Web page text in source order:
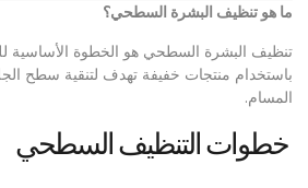
ما هو تنظيف البشرة السطحي؟
تنظيف البشرة السطحي هو الخطوة الأساسية
باستخدام منتجات خفيفة تهدف لتنقية سطح
المسام.
خطوات التنظيف السطحي